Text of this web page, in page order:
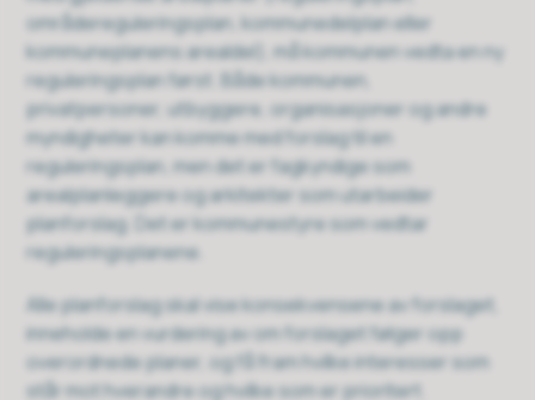
områdereguleringsplan, kommunedelplan eller
kommuneplanens arealdel), må kommunen vedta en ny
reguleringsplan først. Både kommunen,
privatpersoner, utbyggere, organisasjoner og andre
myndigheter kan komme med forslag til en
reguleringsplan, men det er fagkyndige som
arealplanleggere og arkitekter som utarbeider
planforslag. Det er kommunestyre som vedtar
reguleringsplanene.
Alle planforslag skal vise konsekvensene av forslaget,
inneholde en vurdering av om forslaget følger opp
overordnede planer, og få fram hvilke interesser som
står mot hverandre og hvilke som er prioritert.